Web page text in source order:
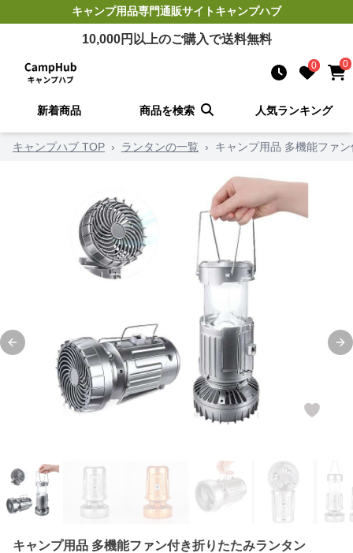
キャンプ用品専門通販サイトキャンプハブ
10,000円以上のご購入で送料無料
0 0
新着商品 商品を検索 人気ランキング
キャンプハブ TOP › ランタンの一覧 › キャンプ用品 多機能ファ
Previous slide
キャンプ用品 多機能ファン付き折りたたみランタン